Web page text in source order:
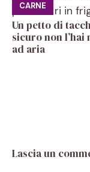
CARNE
Un petto di
sicuro non
ad aria
Lascia un